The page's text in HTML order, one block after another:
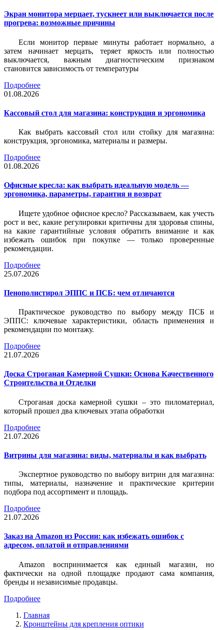
Экран монитора мерцает, тускнеет или выключается после
прогрева: возможные причины
Если монитор первые минуты работает нормально, а
затем начинает мерцать, теряет яркость или полностью
выключается, важным диагностическим признаком
становится зависимость от температуры
Подробнее
01.08.2026
Кассовый стол для магазина: конструкция и эргономика
Как выбрать кассовый стол или стойку для магазина:
конструкция, эргономика, материалы и размеры.
Подробнее
01.08.2026
Офисные кресла: как выбрать идеальную модель —
эргономика, параметры, гарантия и возврат
Ищете удобное офисное кресло? Рассказываем, как учесть
рост и вес, какие регулировки критичны для здоровья спины,
на какие гарантийные условия обратить внимание и как
избежать ошибок при покупке — только проверенные
рекомендации.
Подробнее
25.07.2026
Пенополистирол ЭППС и ПСБ: чем отличаются
Практическое руководство по выбору между ПСБ и
ЭППС: ключевые характеристики, область применения и
рекомендации по монтажу.
Подробнее
21.07.2026
Доска Строганая Камерной Сушки: Основа Качественного
Строительства и Отделки
Строганая доска камерной сушки – это пиломатериал,
который прошел два ключевых этапа обработки
Подробнее
21.07.2026
Витрины для магазина: виды, материалы и как выбрать
Экспертное руководство по выбору витрин для магазина:
типы, материалы, назначение и практические критерии
подбора под ассортимент и площадь.
Подробнее
21.07.2026
Заказ на Amazon из России: как избежать ошибок с
адресом, оплатой и отправлениями
Amazon воспринимается как единый магазин, но
фактически на одной площадке продают сама компания,
бренды и независимые продавцы.
Подробнее
Главная
Кронштейны для крепления оптики